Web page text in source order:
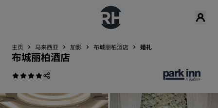
主页 马来西亚 加影 布城丽柏酒店 婚礼
布城丽柏酒店